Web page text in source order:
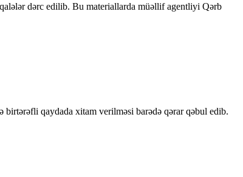
dərc edilib. Bu materiallarda müəllif agentliyi Qərb
qaydada xitam verilməsi barədə qərar qəbul edib.